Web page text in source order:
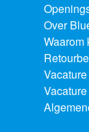
Over
Waarom